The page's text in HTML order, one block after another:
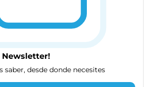
Newsletter!
saber, desde donde necesites